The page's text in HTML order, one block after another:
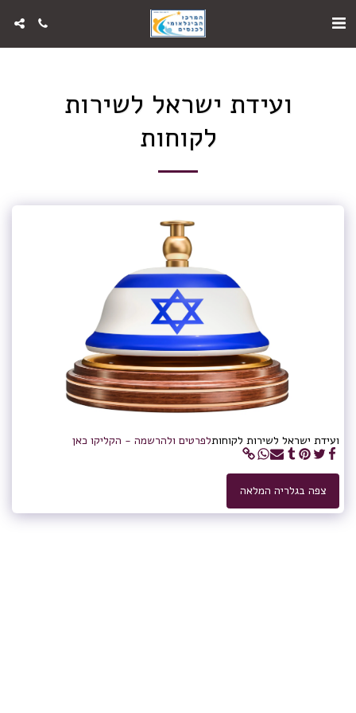
ועידת ישראל לשירות
לקוחות
ועידת ישראל לשירות לקוחותלפרטים ולהרשמה - הקליקו כאן
צפה בגלריה המלאה